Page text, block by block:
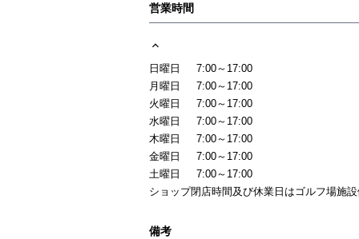
営業時間
日曜日
7:00～17:00
月曜日
7:00～17:00
火曜日
7:00～17:00
水曜日
7:00～17:00
木曜日
7:00～17:00
金曜日
7:00～17:00
土曜日
7:00～17:00
ショップ閉店時間及び休業日はゴルフ場施設
備考